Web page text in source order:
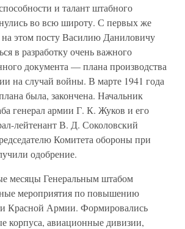
и талант штабного
во всю широту. С первых же
этом посту Василию Даниловичу
в разработку очень важного
документа — плана производства
на случай войны. В марте 1941 года
была, закончена. Начальник
генерал армии Г. К. Жуков и его
лейтенант В. Д. Соколовский
Комитета обороны при
одобрение.
месяцы Генеральным штабом
мероприятия по повышению
Красной Армии. Формировались
корпуса, авиационные дивизии,